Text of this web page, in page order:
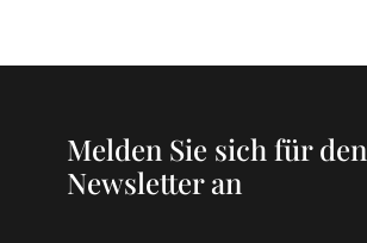
Melden Sie sich für den
Newsletter an